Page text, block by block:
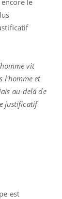
vit
l'homme et
au-delà de
justificatif
est